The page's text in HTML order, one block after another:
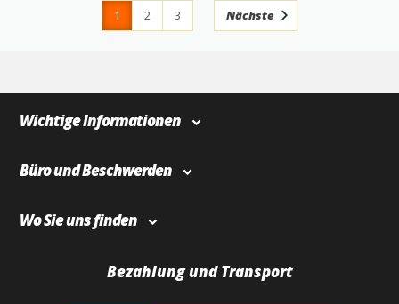
1 2
3
Nächste
Wichtige Informationen
Büro und Beschwerden
Wo Sie uns finden
Bezahlung und Transport